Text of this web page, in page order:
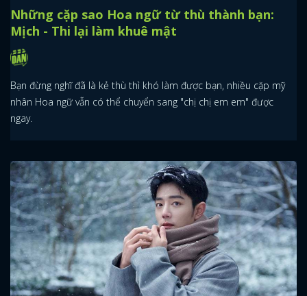
Những cặp sao Hoa ngữ từ thù thành bạn:
Mịch - Thi lại làm khuê mật
Bạn đừng nghĩ đã là kẻ thù thì khó làm được bạn, nhiều cặp mỹ
nhân Hoa ngữ vẫn có thể chuyển sang "chị chị em em" được
ngay.